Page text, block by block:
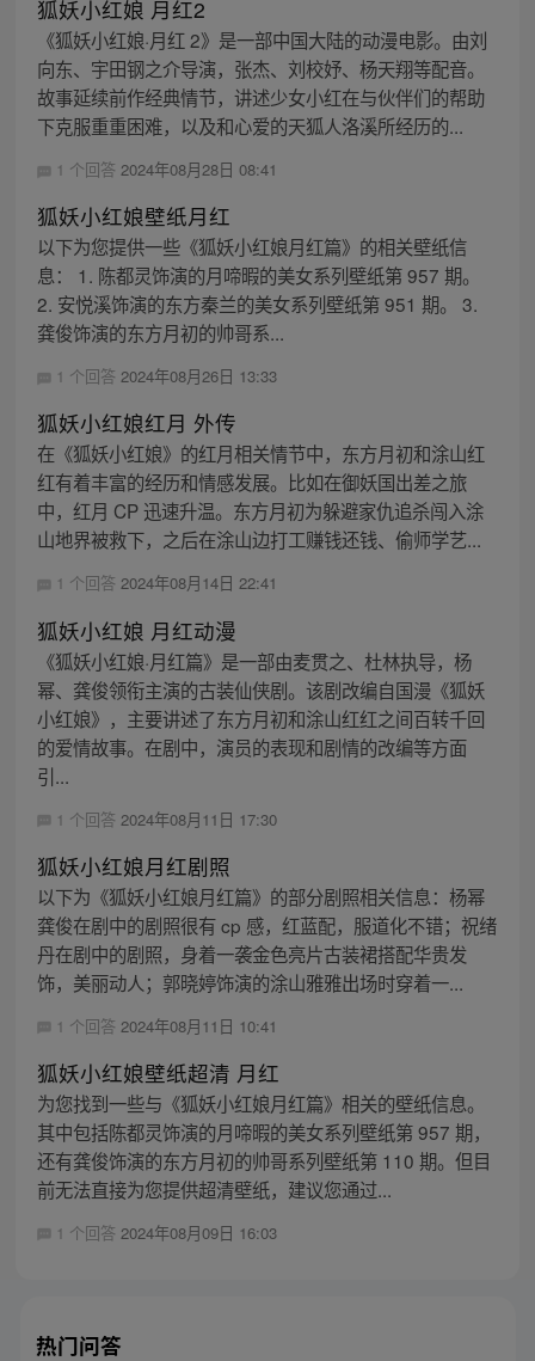
狐妖小红娘 月红2
《狐妖小红娘·月红 2》是一部中国大陆的动漫电影。由刘
向东、宇田钢之介导演，张杰、刘校妤、杨天翔等配音。
故事延续前作经典情节，讲述少女小红在与伙伴们的帮助
下克服重重困难，以及和心爱的天狐人洛溪所经历的...
1 个回答 2024年08月28日 08:41
狐妖小红娘壁纸月红
以下为您提供一些《狐妖小红娘月红篇》的相关壁纸信
息： 1. 陈都灵饰演的月啼暇的美女系列壁纸第 957 期。
2. 安悦溪饰演的东方秦兰的美女系列壁纸第 951 期。 3.
龚俊饰演的东方月初的帅哥系...
1 个回答 2024年08月26日 13:33
狐妖小红娘红月 外传
在《狐妖小红娘》的红月相关情节中，东方月初和涂山红
红有着丰富的经历和情感发展。比如在御妖国出差之旅
中，红月 CP 迅速升温。东方月初为躲避家仇追杀闯入涂
山地界被救下，之后在涂山边打工赚钱还钱、偷师学艺...
1 个回答 2024年08月14日 22:41
狐妖小红娘 月红动漫
《狐妖小红娘·月红篇》是一部由麦贯之、杜林执导，杨
幂、龚俊领衔主演的古装仙侠剧。该剧改编自国漫《狐妖
小红娘》，主要讲述了东方月初和涂山红红之间百转千回
的爱情故事。在剧中，演员的表现和剧情的改编等方面
引...
1 个回答 2024年08月11日 17:30
狐妖小红娘月红剧照
以下为《狐妖小红娘月红篇》的部分剧照相关信息：杨幂
龚俊在剧中的剧照很有 cp 感，红蓝配，服道化不错；祝绪
丹在剧中的剧照，身着一袭金色亮片古装裙搭配华贵发
饰，美丽动人；郭晓婷饰演的涂山雅雅出场时穿着一...
1 个回答 2024年08月11日 10:41
狐妖小红娘壁纸超清 月红
为您找到一些与《狐妖小红娘月红篇》相关的壁纸信息。
其中包括陈都灵饰演的月啼暇的美女系列壁纸第 957 期，
还有龚俊饰演的东方月初的帅哥系列壁纸第 110 期。但目
前无法直接为您提供超清壁纸，建议您通过...
1 个回答 2024年08月09日 16:03
热门问答